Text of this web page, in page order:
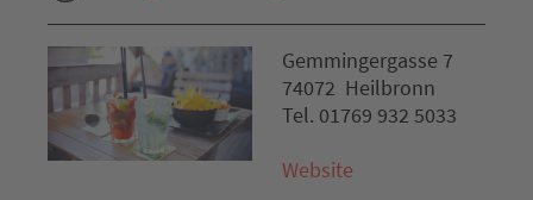
Gemmingergasse 7
74072 Heilbronn
Tel. 01769 932 5033
Website